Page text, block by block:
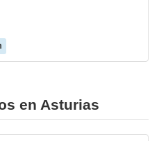
en Asturias